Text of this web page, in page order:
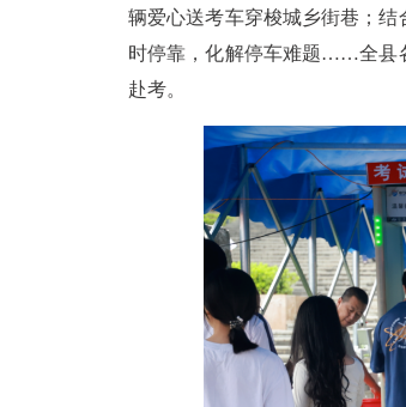
辆爱心送考车穿梭城乡街巷；
时停靠，化解停车难题……全县
赴考。